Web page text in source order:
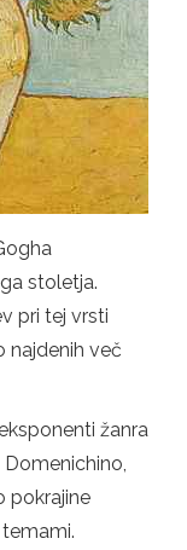
stoletja.
pri tej vrsti
najdenih več
žanra
pokrajine